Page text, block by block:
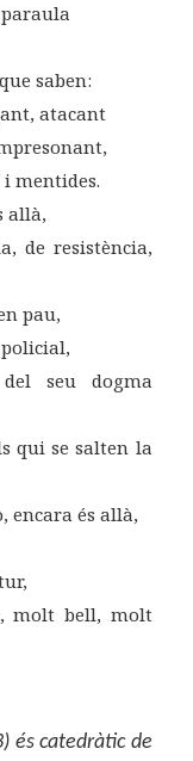
saben:
atacant
mentides.
allà,
de resistència,
pau,
seu dogma
qui se salten la
encara és allà,
molt bell, molt
és catedràtic de